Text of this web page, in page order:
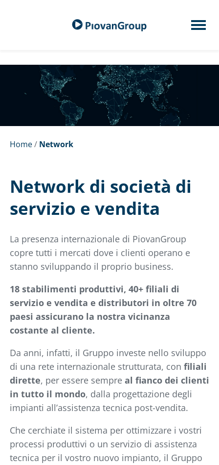
Home/ Network
Network di società di
servizio e vendita
La presenza internazionale di PiovanGroup
copre tutti i mercati dove i clienti operano e
stanno sviluppando il proprio business.
18 stabilimenti produttivi, 40+ filiali di
servizio e vendita e distributori in oltre 70
paesi assicurano la nostra vicinanza
costante al cliente.
Da anni, infatti, il Gruppo investe nello sviluppo
di una rete internazionale strutturata, con filiali
dirette, per essere sempre al fianco dei clienti
in tutto il mondo, dalla progettazione degli
impianti all’assistenza tecnica post-vendita.
Che cerchiate il sistema per ottimizzare i vostri
processi produttivi o un servizio di assistenza
tecnica per il vostro nuovo impianto, il Gruppo